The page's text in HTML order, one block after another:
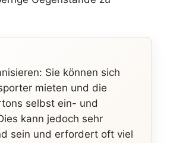
Sie können sich
mieten und die
selbst ein- und
kann jedoch sehr
sein und erfordert oft viel